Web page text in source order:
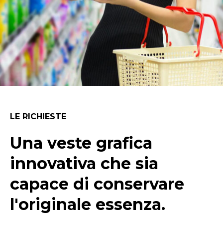
LE RICHIESTE
Una veste grafica
innovativa che sia
capace di conservare
l'originale essenza.